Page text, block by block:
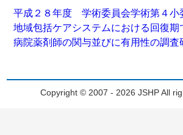
平成２８年度 学術委員会学術第４小
地域包括ケアシステムにおける回復期
病院薬剤師の関与並びに有用性の調査
Copyright © 2007 - 2026 JSHP All